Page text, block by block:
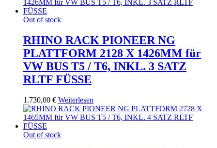
Out of stock
RHINO RACK PIONEER NG
PLATTFORM 2128 X 1426MM für
VW BUS T5 / T6, INKL. 3 SATZ
RLTF FÜSSE
1.730,00 € Weiterlesen
Out of stock